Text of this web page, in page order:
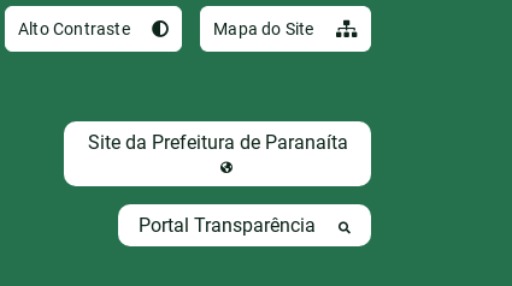
Alto Contraste Mapa do Site
Site da Prefeitura de Paranaíta
Portal Transparência